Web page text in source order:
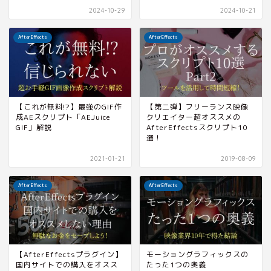
2024-10-29 2024-10-21
AfterEffects
【これが無料!?】最強のGIF作
成AEスクリプト「AEJuice
GIF」解説
2021-01-21
AfterEffects
【第二弾】フリーランス映像
クリエイター超オススメの
AfterEffectsスクリプト10
選！
2019-08-09
AfterEffects
【AfterEffectsプラグイン】
国内サイトでの購入をオスス
AfterEffects
モーショングラフィックスの
たった1つの奥義